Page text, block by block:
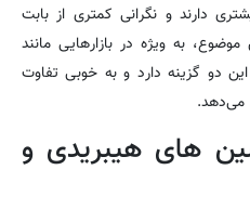
دارند و نگرانی کمتری از بابت
به ویژه در بازارهایی مانند
دو گزینه دارد و به خوبی تفاوت
می‌دهد.
های هیبریدی و